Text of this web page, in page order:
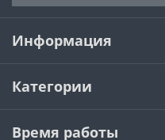
Информация
Категории
Время работы